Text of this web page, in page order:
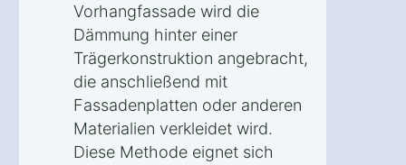
Vorhangfassade wird die
Dämmung hinter einer
Trägerkonstruktion angebracht,
die anschließend mit
Fassadenplatten oder anderen
Materialien verkleidet wird.
Diese Methode eignet sich